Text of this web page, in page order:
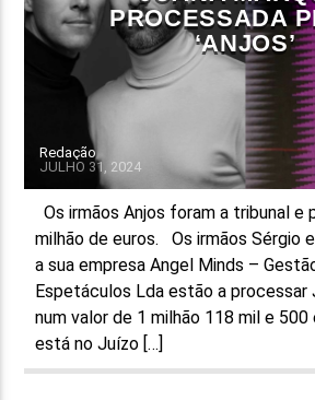
ARTISTA PROCESSADA
‘ANJOS’
Redação
JULHO 31, 2024
Os irmãos Anjos foram a tribunal e
milhão de euros. Os irmãos Sérgio
a sua empresa Angel Minds –
Espetáculos Lda estão a processar
num valor de 1 milhão 118 mil e 500
está no Juízo […]